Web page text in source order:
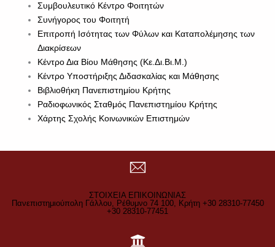
Συμβουλευτικό Κέντρο Φοιτητών
Συνήγορος του Φοιτητή
Επιτροπή Ισότητας των Φύλων και Καταπολέμησης των
Διακρίσεων
Κέντρο Δια Βίου Μάθησης (Κε.Δι.Βι.Μ.)
Κέντρο Υποστήριξης Διδασκαλίας και Μάθησης
Βιβλιοθήκη Πανεπιστημίου Κρήτης
Ραδιοφωνικός Σταθμός Πανεπιστημίου Κρήτης
Χάρτης Σχολής Κοινωνικών Επιστημών
ΣΤΟΙΧΕΙΑ ΕΠΙΚΟΙΝΩΝΙΑΣ
Πανεπιστημιούπολη Γάλλου, Ρέθυμνο 74 100, Κρήτη +30 28310-77450
+30 28310-77451